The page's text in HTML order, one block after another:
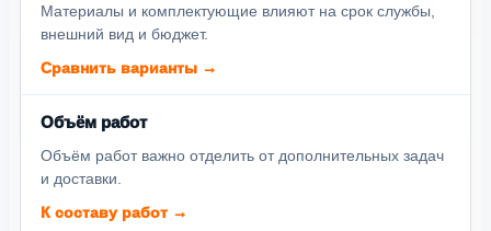
Материалы и комплектующие влияют на срок службы,
внешний вид и бюджет.
Сравнить варианты →
Объём работ
Объём работ важно отделить от дополнительных задач
и доставки.
К составу работ →